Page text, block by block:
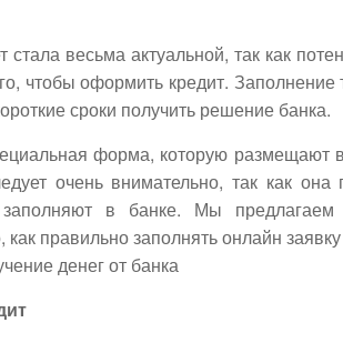
стала весьма актуальной, так как
чтобы оформить кредит. Заполнение
сроки получить решение банка.
форма, которую размещают
очень внимательно, так как она
в банке. Мы
правильно заполнять онлайн
денег от банка